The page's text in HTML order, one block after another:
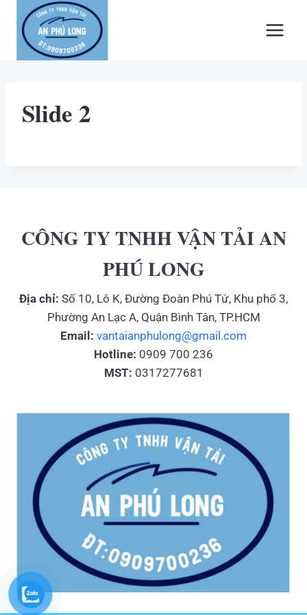
content
Slide 2
CÔNG TY TNHH VẬN TẢI AN
PHÚ LONG
Địa chỉ: Số 10, Lô K, Đường Đoàn Phú Tứ, Khu phố 3,
Phường An Lạc A, Quận Bình Tân, TP.HCM
Email: vantaianphulong@gmail.com
Hotline: 0909 700 236
MST: 0317277681